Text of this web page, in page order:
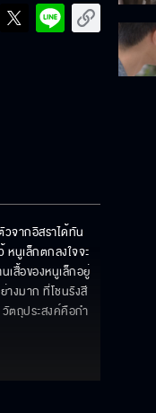
จากอิสราได้ทัน
หนูเล็กตกลงใจจะ
เสื้อของหนูเล็กอยู่
างมาก ที่โชนรังสี
ตถุประสงค์คือกำ